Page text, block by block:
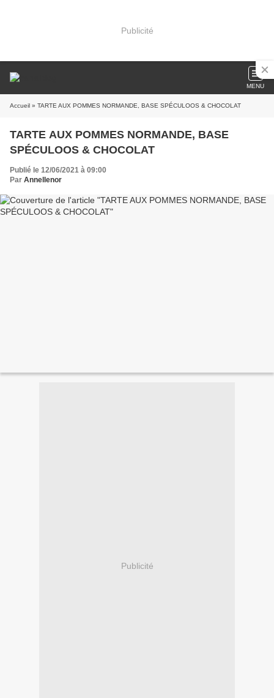
Publicité
MENU
Accueil » TARTE AUX POMMES NORMANDE, BASE SPÉCULOOS & CHOCOLAT
TARTE AUX POMMES NORMANDE, BASE
SPÉCULOOS & CHOCOLAT
Publié le 12/06/2021 à 09:00
Par Annellenor
Publicité